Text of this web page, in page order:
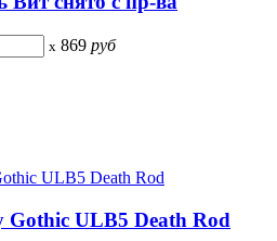
x 869 руб
ULB5 Death Rod